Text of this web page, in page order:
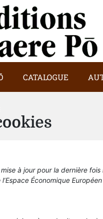
CATALOGUE
à jour pour la dernière
Économique